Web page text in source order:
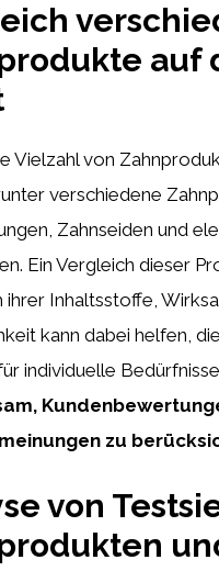
auf
Vielzahl von
verschiedene
Zahnseiden und
Ein Vergleich dieser
ihrer Inhaltsstoffe,
kann dabei helfen,
individuelle
zu
von